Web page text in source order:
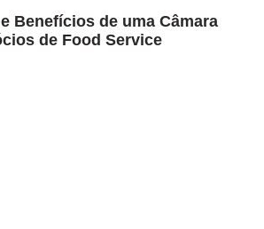
Benefícios de uma Câmara
de Food Service